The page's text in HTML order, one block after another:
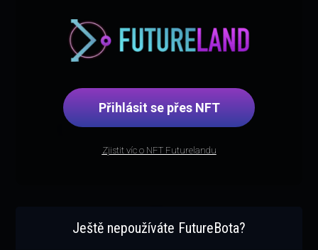
Přihlásit se přes NFT
Zjistit víc o NFT Futurelandu
Ještě nepoužíváte FutureBota?